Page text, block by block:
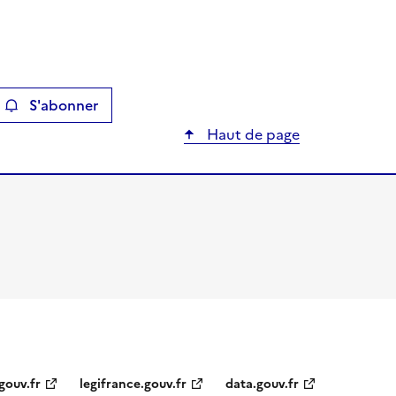
S'abonner
Haut de page
legifrance.gouv.fr data.gouv.fr